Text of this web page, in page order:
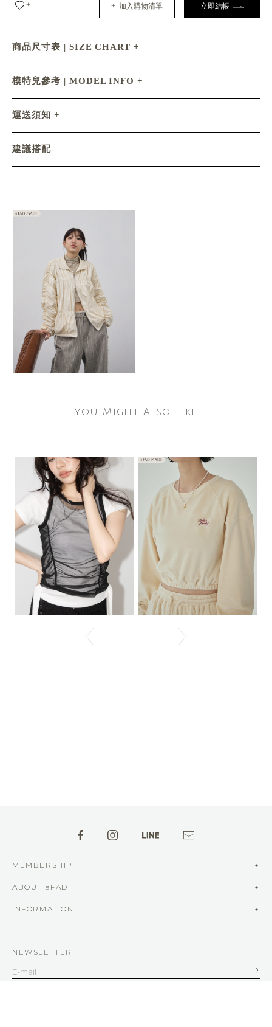
+ + 加入購物清單 立即結帳
商品尺寸表 | SIZE CHART
模特兒參考 | MODEL INFO
運送須知
建議搭配
You Might Also Like
MEMBERSHIP
ABOUT aFAD
INFORMATION
NEWSLETTER